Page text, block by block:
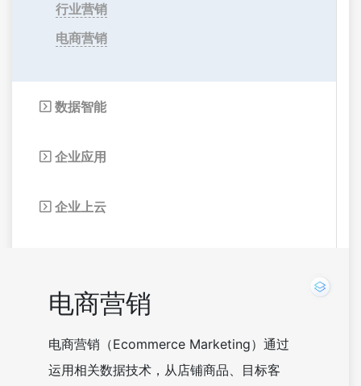
行业营销
电商营销
 数据智能
 企业应用
 企业上云
电商营销
电商营销（Ecommerce Marketing）通过
运用相关数据技术，从店铺商品、目标客